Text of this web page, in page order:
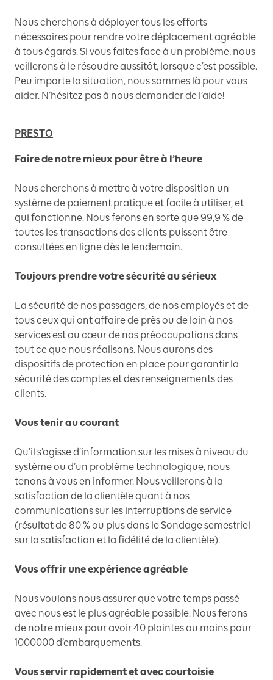
Nous cherchons à déployer tous les efforts
nécessaires pour rendre votre déplacement agréable
à tous égards. Si vous faites face à un problème, nous
veillerons à le résoudre aussitôt, lorsque c’est possible.
Peu importe la situation, nous sommes là pour vous
aider. N’hésitez pas à nous demander de l’aide!
PRESTO
Faire de notre mieux pour être à l’heure
Nous cherchons à mettre à votre disposition un
système de paiement pratique et facile à utiliser, et
qui fonctionne. Nous ferons en sorte que 99,9 % de
toutes les transactions des clients puissent être
consultées en ligne dès le lendemain.
Toujours prendre votre sécurité au sérieux
La sécurité de nos passagers, de nos employés et de
tous ceux qui ont affaire de près ou de loin à nos
services est au cœur de nos préoccupations dans
tout ce que nous réalisons. Nous aurons des
dispositifs de protection en place pour garantir la
sécurité des comptes et des renseignements des
clients.
Vous tenir au courant
Qu’il s’agisse d’information sur les mises à niveau du
système ou d’un problème technologique, nous
tenons à vous en informer. Nous veillerons à la
satisfaction de la clientèle quant à nos
communications sur les interruptions de service
(résultat de 80 % ou plus dans le Sondage semestriel
sur la satisfaction et la fidélité de la clientèle).
Vous offrir une expérience agréable
Nous voulons nous assurer que votre temps passé
avec nous est le plus agréable possible. Nous ferons
de notre mieux pour avoir 40 plaintes ou moins pour
1000000 d’embarquements.
Vous servir rapidement et avec courtoisie